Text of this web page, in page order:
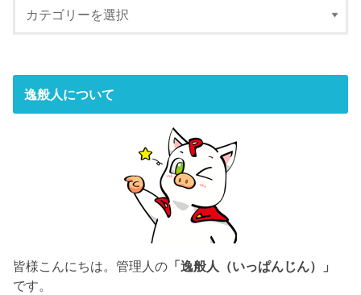
逸般人について
皆様こんにちは。管理人の 「逸般人（いっぱんじん）」
です。